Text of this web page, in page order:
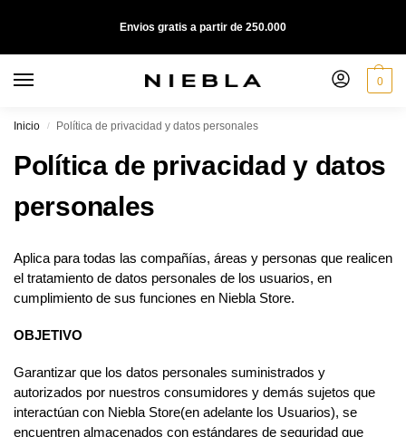
Envios gratis a partir de 250.000
0
Inicio / Política de privacidad y datos personales
Política de privacidad y datos
personales
Aplica para todas las compañías, áreas y personas que realicen
el tratamiento de datos personales de los usuarios, en
cumplimiento de sus funciones en Niebla Store.
OBJETIVO
Garantizar que los datos personales suministrados y
autorizados por nuestros consumidores y demás sujetos que
interactúan con Niebla Store(en adelante los Usuarios), se
encuentren almacenados con estándares de seguridad que